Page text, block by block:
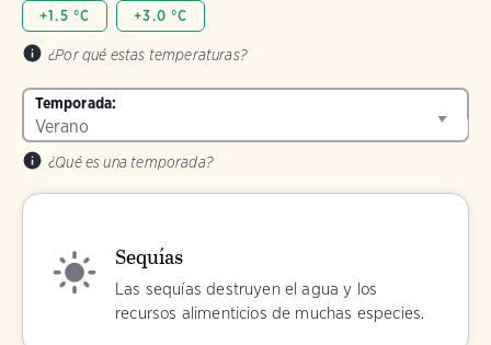
+1.5 °C +3.0 °C
¿Por qué estas temperaturas?
Temporada:
¿Qué es una temporada?
Sequías
Las sequías destruyen el agua y los
recursos alimenticios de muchas especies.